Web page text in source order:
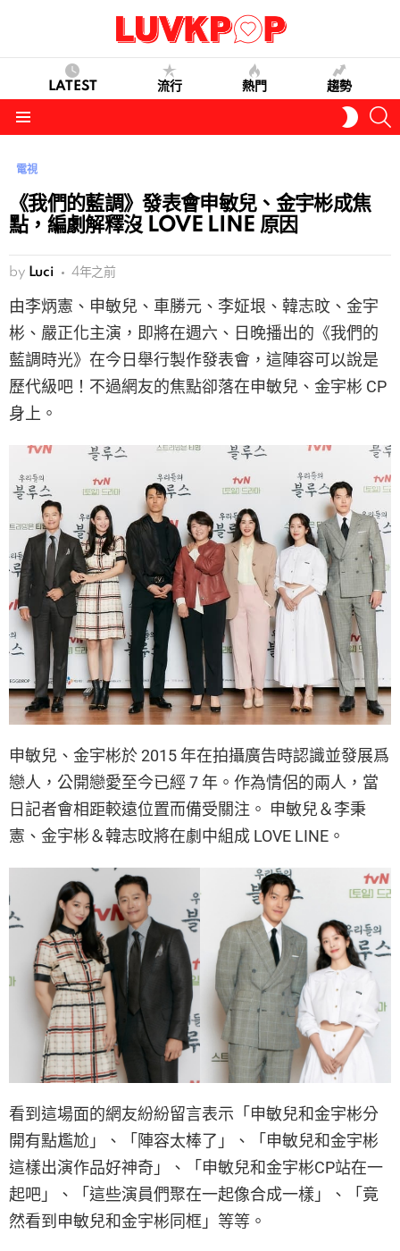
LATEST 流行 熱門 趨勢
SKIN
電視
《我們的藍調》發表會申敏兒、金宇彬成焦
點，編劇解釋沒 LOVE LINE 原因
by Luci 4年之前
由李炳憲、申敏兒、車勝元、李姃垠、韓志旼、金宇
彬、嚴正化主演，即將在週六、日晚播出的《我們的
藍調時光》在今日舉行製作發表會，這陣容可以說是
歷代級吧！不過網友的焦點卻落在申敏兒、金宇彬 CP
身上。
申敏兒、金宇彬於 2015 年在拍攝廣告時認識並發展爲
戀人，公開戀愛至今已經 7 年。作為情侶的兩人，當
日記者會相距較遠位置而備受關注。 申敏兒＆李秉
憲、金宇彬＆韓志旼將在劇中組成 LOVE LINE。
看到這場面的網友紛紛留言表示「申敏兒和金宇彬分
開有點尷尬」、「陣容太棒了」、「申敏兒和金宇彬
這樣出演作品好神奇」、「申敏兒和金宇彬CP站在一
起吧」、「這些演員們聚在一起像合成一樣」、「竟
然看到申敏兒和金宇彬同框」等等。